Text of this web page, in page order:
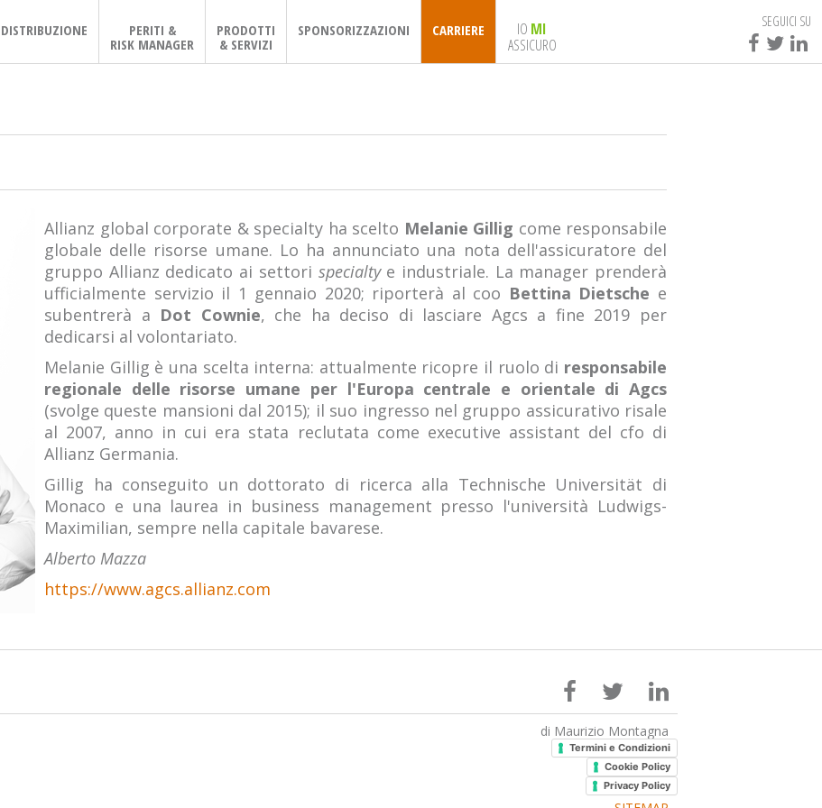
DISTRIBUZIONE
PERITI &
RISK MANAGER
PRODOTTI
& SERVIZI
SPONSORIZZAZIONI CARRIERE IO MI
ASSICURO
SEGUICI SU
Allianz global corporate & specialty ha scelto Melanie Gillig come responsabile
globale delle risorse umane. Lo ha annunciato una nota dell'assicuratore del
gruppo Allianz dedicato ai settori specialtye industriale. La manager prenderà
ufficialmente servizio il 1 gennaio 2020; riporterà al coo Bettina Dietsche e
subentrerà a Dot Cownie, che ha deciso di lasciare Agcs a fine 2019 per
dedicarsi al volontariato.
Melanie Gillig è una scelta interna: attualmente ricopre il ruolo di responsabile
regionale delle risorse umane per l'Europa centrale e orientale di Agcs
(svolge queste mansioni dal 2015); il suo ingresso nel gruppo assicurativo risale
al 2007, anno in cui era stata reclutata come executive assistant del cfo di
Allianz Germania.
Gillig ha conseguito un dottorato di ricerca alla Technische Universität di
Monaco e una laurea in business management presso l'università Ludwigs-
Maximilian, sempre nella capitale bavarese.
Alberto Mazza
https://www.agcs.allianz.com
di Maurizio Montagna
Termini e Condizioni
Cookie Policy
Privacy Policy